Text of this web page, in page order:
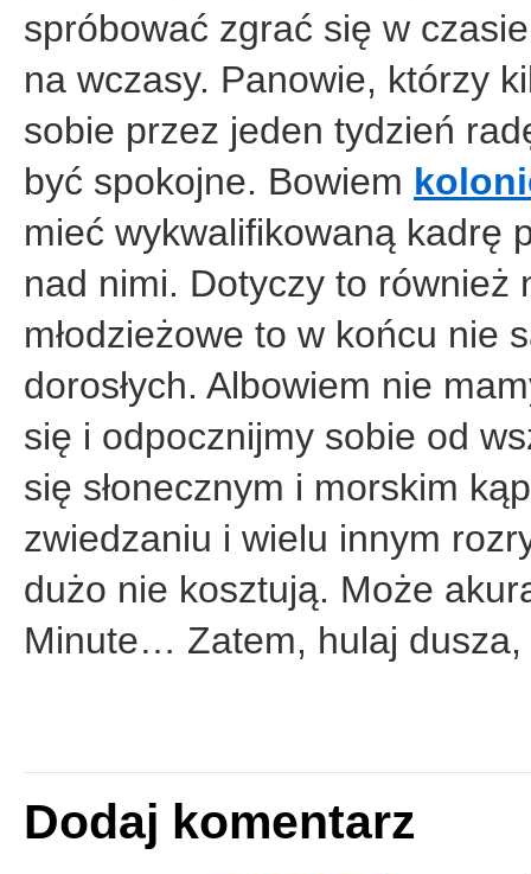
spróbować zgrać się w
na wczasy. Panowie, którzy
sobie przez jeden tydzień
być spokojne. Bowiem
mieć wykwalifikowaną kadrę
nad nimi. Dotyczy to również
młodzieżowe to w końcu nie
dorosłych. Albowiem nie
się i odpocznijmy sobie od
się słonecznym i morskim
zwiedzaniu i wielu innym
dużo nie kosztują. Może
Minute… Zatem, hulaj dusza,
Dodaj komentarz